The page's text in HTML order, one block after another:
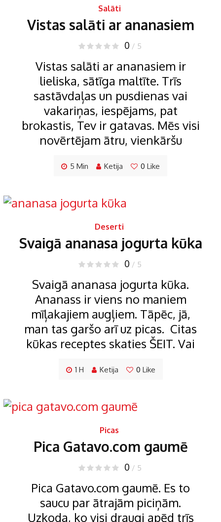
Salāti
Vistas salāti ar ananasiem
0 / 5
Vistas salāti ar ananasiem ir
lieliska, sātīga maltīte. Trīs
sastāvdaļas un pusdienas vai
vakariņas, iespējams, pat
brokastis, Tev ir gatavas. Mēs visi
novērtējam ātru, vienkāršu
5 Min Ketija 0 Like
Deserti
Svaigā ananasa jogurta kūka
0 / 5
Svaigā ananasa jogurta kūka.
Ananass ir viens no maniem
mīļakajiem augļiem. Tāpēc, jā,
man tas garšo arī uz picas. Citas
kūkas receptes skaties ŠEIT. Vai
1 H Ketija 0 Like
Picas
Pica Gatavo.com gaumē
0 / 5
Pica Gatavo.com gaumē. Es to
saucu par ātrajām piciņām.
Uzkoda, ko visi draugi apēd trīs